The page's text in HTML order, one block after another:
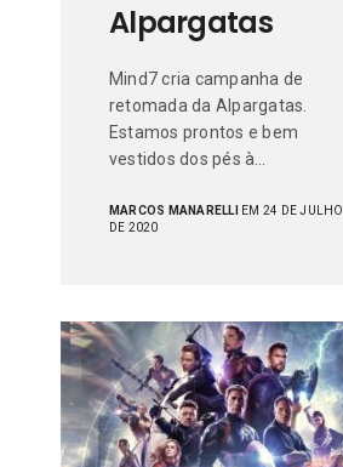
Alpargatas
Mind7 cria campanha de
retomada da Alpargatas.
Estamos prontos e bem
vestidos dos pés à…
MARCOS MANARELLI
EM 24 DE JULHO
DE 2020